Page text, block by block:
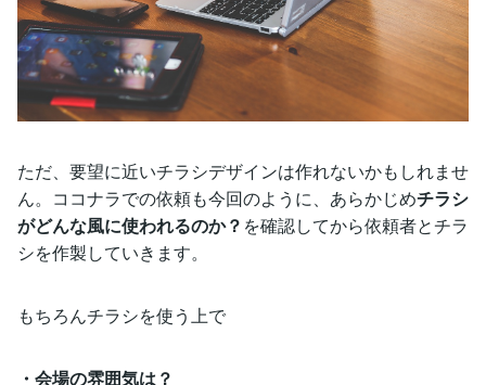
ただ、要望に近いチラシデザインは作れないかもしれませ
ん。ココナラでの依頼も今回のように、あらかじめチラシ
がどんな風に使われるのか？ を確認してから依頼者とチラ
シを作製していきます。
もちろんチラシを使う上で
・会場の雰囲気は？